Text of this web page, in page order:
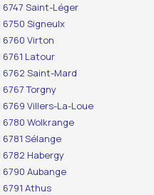
Saint-Léger
Signeulx
Virton
Latour
Saint-Mard
Torgny
Villers-La-Loue
Wolkrange
Sélange
Habergy
Aubange
Athus